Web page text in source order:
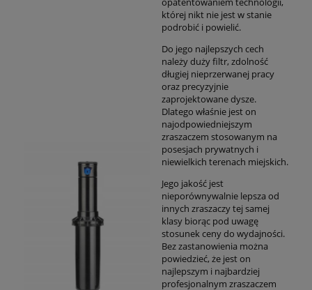
której nikt nie jest w stanie
podrobić i powielić.
Do jego najlepszych cech
należy duży filtr, zdolność
długiej nieprzerwanej pracy
oraz precyzyjnie
zaprojektowane dysze.
Dlatego właśnie jest on
najodpowiedniejszym
zraszaczem stosowanym na
posesjach prywatnych i
niewielkich terenach miejskich.
Jego jakość jest
nieporównywalnie lepsza od
innych zraszaczy tej samej
klasy biorąc pod uwagę
stosunek ceny do wydajności.
Bez zastanowienia można
powiedzieć, że jest on
najlepszym i najbardziej
profesjonalnym zraszaczem